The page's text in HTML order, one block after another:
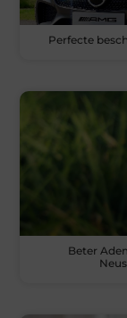
Perfecte
Beter